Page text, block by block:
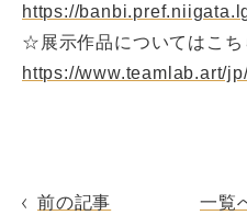
https://
☆展示作品についてはこち
https://www.teamlab.art/
前の記事 一覧